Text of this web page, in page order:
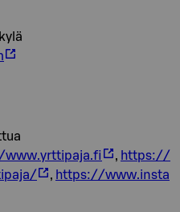
, https://
, https://www.insta